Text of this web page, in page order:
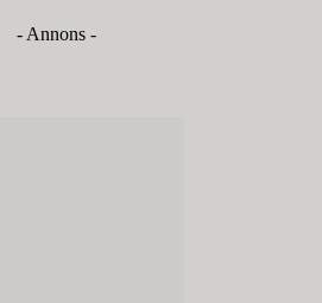
- Annons -